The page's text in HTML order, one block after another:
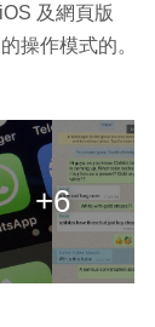
及網頁版
操作模式的。
+6